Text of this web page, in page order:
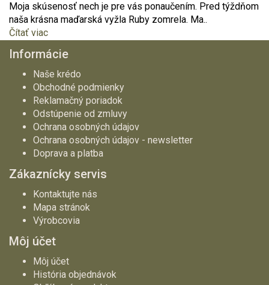
Moja skúsenosť nech je pre vás ponaučením. Pred týždňom
naša krásna maďarská vyžla Ruby zomrela. Ma..
Čítať viac
Informácie
Naše krédo
Obchodné podmienky
Reklamačný poriadok
Odstúpenie od zmluvy
Ochrana osobných údajov
Ochrana osobných údajov - newsletter
Doprava a platba
Zákaznícky servis
Kontaktujte nás
Mapa stránok
Výrobcovia
Môj účet
Môj účet
História objednávok